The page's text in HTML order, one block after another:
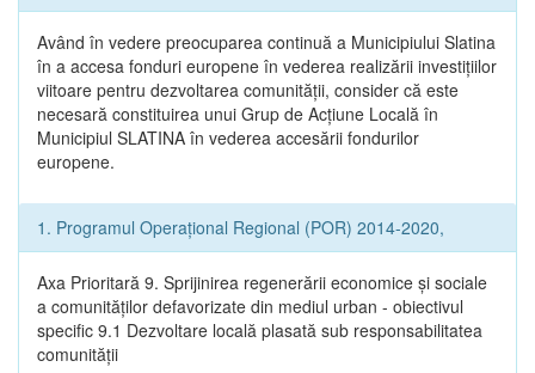
Având în vedere preocuparea continuă a Municipiului Slatina
în a accesa fonduri europene în vederea realizării investițiilor
viitoare pentru dezvoltarea comunității, consider că este
necesară constituirea unui Grup de Acțiune Locală în
Municipiul SLATINA în vederea accesării fondurilor
europene.
1. Programul Operațional Regional (POR) 2014-2020,
Axa Prioritară 9. Sprijinirea regenerării economice și sociale
a comunităților defavorizate din mediul urban - obiectivul
specific 9.1 Dezvoltare locală plasată sub responsabilitatea
comunității